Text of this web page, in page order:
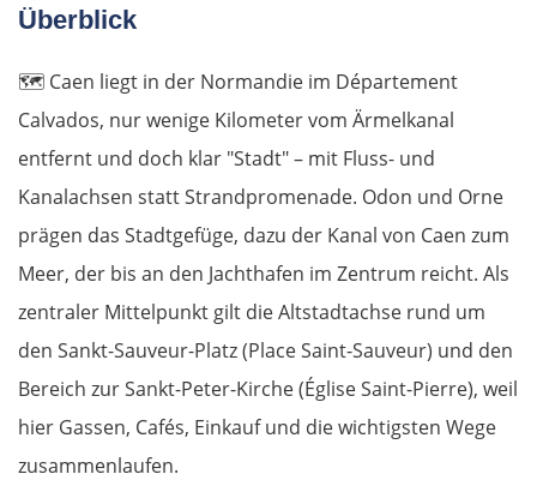
Überblick
🗺️ Caen liegt in der Normandie im Département
Calvados, nur wenige Kilometer vom Ärmelkanal
entfernt und doch klar "Stadt" – mit Fluss- und
Kanalachsen statt Strandpromenade. Odon und Orne
prägen das Stadtgefüge, dazu der Kanal von Caen zum
Meer, der bis an den Jachthafen im Zentrum reicht. Als
zentraler Mittelpunkt gilt die Altstadtachse rund um
den Sankt-Sauveur-Platz (Place Saint-Sauveur) und den
Bereich zur Sankt-Peter-Kirche (Église Saint-Pierre), weil
hier Gassen, Cafés, Einkauf und die wichtigsten Wege
zusammenlaufen.